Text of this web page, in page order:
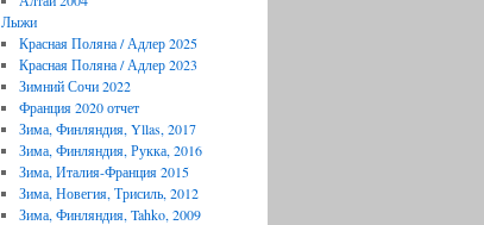
Лыжи
Красная Поляна / Адлер 2025
Красная Поляна / Адлер 2023
Зимний Сочи 2022
Франция 2020 отчет
Зима, Финляндия, Yllas, 2017
Зима, Финляндия, Рукка, 2016
Зима, Италия-Франция 2015
Зима, Новегия, Трисиль, 2012
Зима, Финляндия, Tahko, 2009